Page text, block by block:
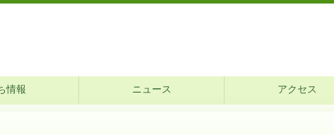
情報 ニュース アクセス